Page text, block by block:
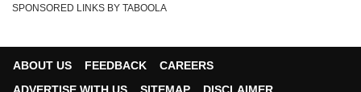
SPONSORED LINKS BY TABOOLA
ABOUT US FEEDBACK
CAREERS
ADVERTISE WITH US
SITEMAP
DISCLAIMER